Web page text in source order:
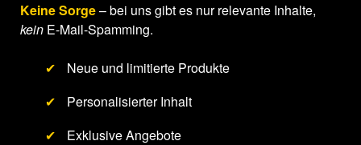
Keine Sorge– bei uns gibt es nur relevante Inhalte,
kein E-Mail-Spamming.
✔
Neue und limitierte Produkte
✔
Personalisierter Inhalt
✔
Exklusive Angebote